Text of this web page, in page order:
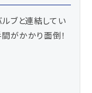
ブと連結してい
がかかり面倒！